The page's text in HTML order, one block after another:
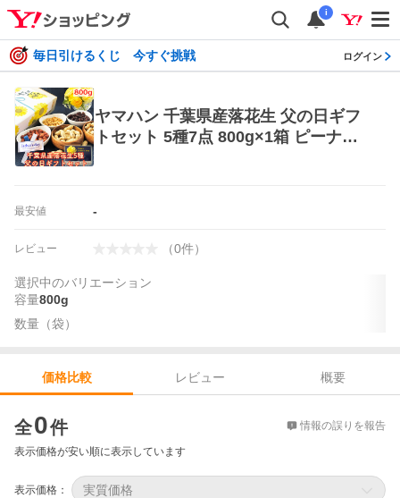
i
毎日引けるくじ 今すぐ挑戦 ログイン
ヤマハン 千葉県産落花生 父の日ギフ
トセット 5種7点 800g×1箱 ピーナッ
最安値 -
レビュー （0件）
選択中のバリエーション
容量800g
数量（袋）
価格比較 レビュー
概要
全0件 情報の誤りを報告
表示価格が安い順に表示しています
表示価格： 実質価格